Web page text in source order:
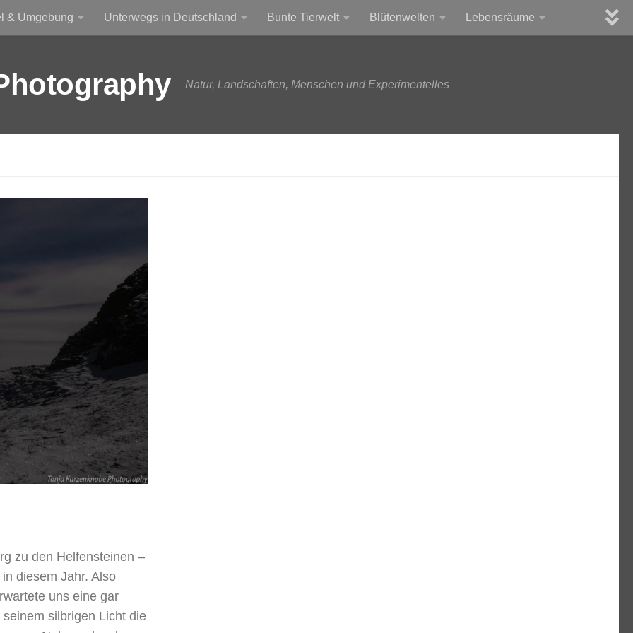
& Umgebung Unterwegs in Deutschland Bunte Tierwelt Blütenwelten Lebensräume
Natur, Landschaften, Menschen und Experimentelles
zu den Helfensteinen –
diesem Jahr. Also
uns eine gar
silbrigen Licht die